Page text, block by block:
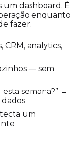
um dashboard. É
enquanto
fazer.
CRM, analytics,
— sem
semana?” →
dados
um